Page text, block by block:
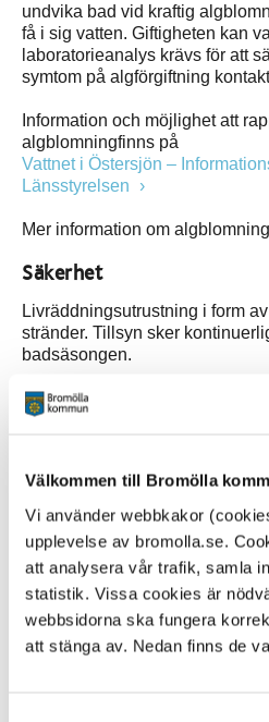
Välkommen till Bromölla
Vi använder webbkakor
upplevelse av bromolla.se.
att analysera vår trafik, samla
statistik. Vissa cookies är
webbsidorna ska fungera
att stänga av. Nedan finns de
undvika bad vid kraftig
få i sig vatten. Giftigheten kan
laboratorieanalys krävs för att
symtom på algförgiftning
Information och möjlighet att
algblomningfinns på
Vattnet i Östersjön –
Länsstyrelsen
Mer information om
Säkerhet
Livräddningsutrustning i form
stränder. Tillsyn sker
badsäsongen.
Speciella nödtelefoner anses
mobiltelefoni är utbredd och
livräddare.
Alla kommunala badplatser har
tillgängliga för
koordinater och adress för varje
navigationssystem.
Tänk på att parkera så att
vid ett eventuellt tillbud.